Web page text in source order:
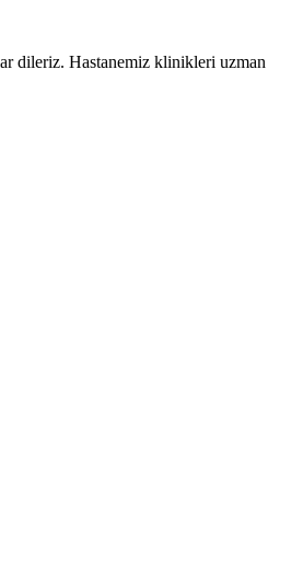
dileriz. Hastanemiz klinikleri uzman